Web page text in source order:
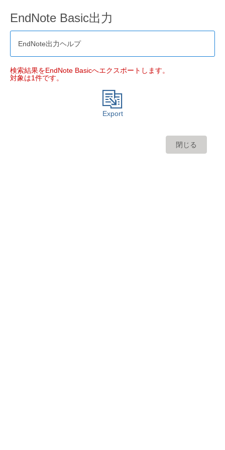
EndNote Basic出力
EndNote出力ヘルプ
検索結果をEndNote Basicへエクスポートします。
対象は1件です。
Export